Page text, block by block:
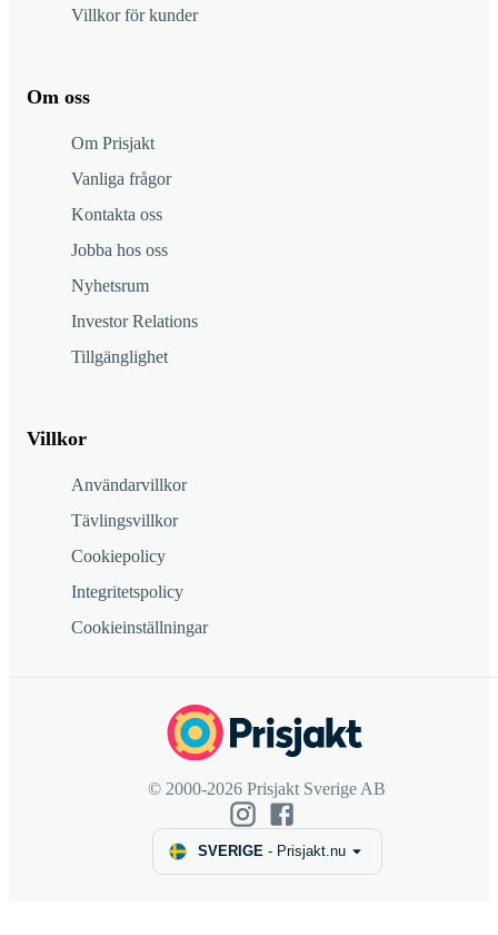
Villkor för kunder
Om oss
Om Prisjakt
Vanliga frågor
Kontakta oss
Jobba hos oss
Nyhetsrum
Investor Relations
Tillgänglighet
Villkor
Användarvillkor
Tävlingsvillkor
Cookiepolicy
Integritetspolicy
Cookieinställningar
© 2000-2026 Prisjakt Sverige AB
SVERIGE- Prisjakt.nu